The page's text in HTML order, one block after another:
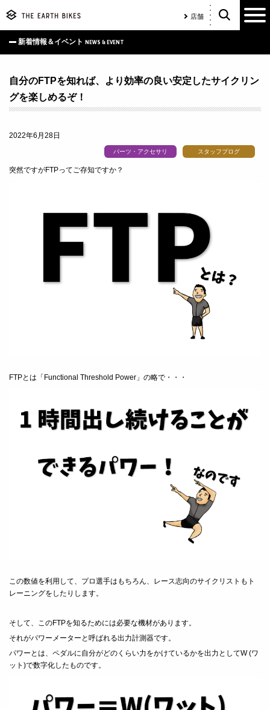
店舗
新着情報＆イベント NEWS & EVENT
自分のFTPを知れば、より効率の良い安定したサイクリン
グを楽しめるぞ！
2022年6月28日
パーツ・アクセサリ スタッフブログ
突然ですがFTPってご存知ですか？
FTPとは「Functional Threshold Power」の略で・・・
この数値を利用して、プロ選手はもちろん、レース志向のサイクリストもト
レーニングをしたりします。
そして、このFTPを知るためには必要な機材があります。
それがパワーメーターと呼ばれる出力計測器です。
パワーとは、ペダルに自分がどのくらい力をかけているかを出力としてW (ワ
ット)で数字化したものです。